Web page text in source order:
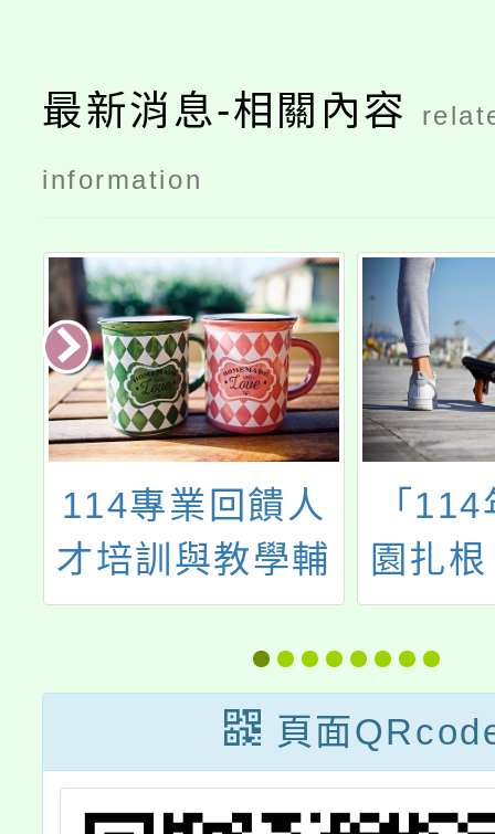
最新消息-相關內容
information
114專業回饋人
才培訓與教學輔
導教師儲訓計畫
「
園扎
師培
10-12
頁面